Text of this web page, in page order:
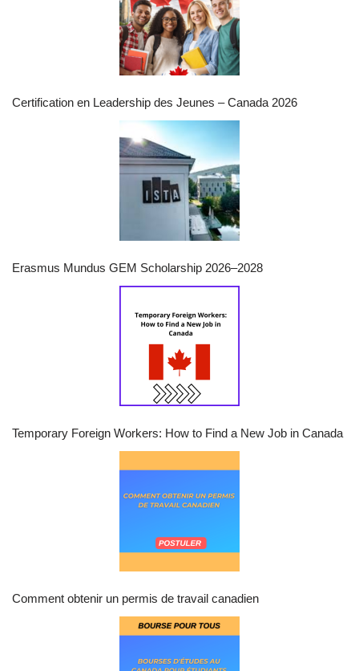
Certification en Leadership des Jeunes – Canada 2026
Erasmus Mundus GEM Scholarship 2026–2028
Temporary Foreign Workers: How to Find a New Job in Canada
Comment obtenir un permis de travail canadien